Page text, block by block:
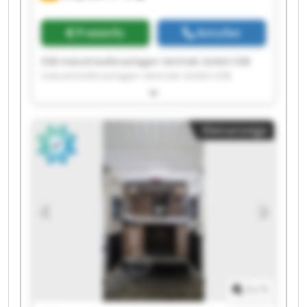
Preisinfo Anrufen
IOB Industrieofenanlagen Vertrieb GmbH IOB
Industrieofenanlagen Vertrieb GmbH IOB
Industrieofenanlagen Vertrieb GmbH IOB
Industrieofenanlagen Vertrieb GmbH IOB
Industrieofenanlagen Vertrieb GmbH IOB
Industrieofenanlagen Vertrieb GmbH IOB
Industrieofenanlagen Vertrieb GmbH IOB
Industrieofenanlagen Vertrieb GmbH IOB
Industrieofenanlagen Vertrieb GmbH IOB
Industrieofenanlagen Vertrieb GmbH IOB
Industrieofenanlagen Vertrieb GmbH IOB
Industrieofenanlagen Vertrieb GmbH IOB
Industrieofenanlagen Vertrieb GmbH IOB
Industrieofenanlagen Vertrieb GmbH IOB
Kleinanzeige